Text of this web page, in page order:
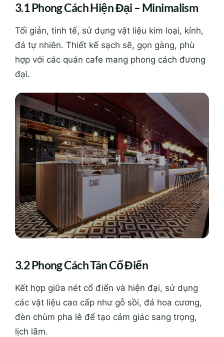
3.1 Phong Cách Hiện Đại – Minimalism
Tối giản, tinh tế, sử dụng vật liệu kim loại, kính,
đá tự nhiên. Thiết kế sạch sẽ, gọn gàng, phù
hợp với các quán cafe mang phong cách đương
đại.
3.2 Phong Cách Tân Cổ Điển
Kết hợp giữa nét cổ điển và hiện đại, sử dụng
các vật liệu cao cấp như gỗ sồi, đá hoa cương,
đèn chùm pha lê để tạo cảm giác sang trọng,
lịch lãm.